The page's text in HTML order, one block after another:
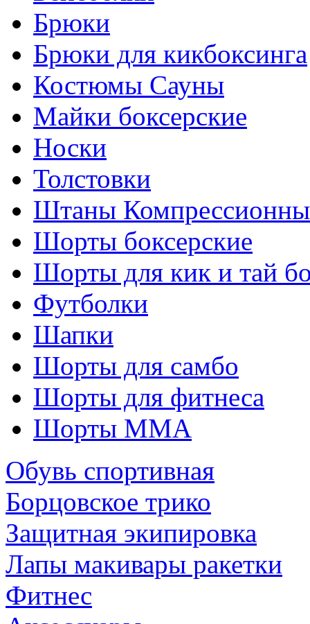
Брюки
Брюки для кикбоксинга
Костюмы Сауны
Майки боксерские
Носки
Толстовки
Штаны
Шорты боксерские
Шорты для кик и тай
Футболки
Шапки
Шорты для самбо
Шорты для фитнеса
Шорты ММА
Обувь спортивная
Борцовское трико
Защитная экипировка
Лапы макивары ракетки
Фитнес